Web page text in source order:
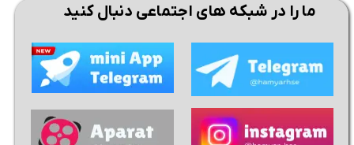
ما را در شبکه های اجتماعی دنبال کنید